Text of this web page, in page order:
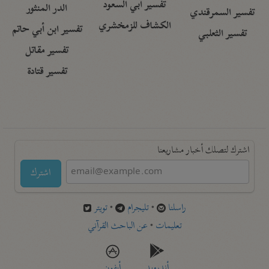
تفسير السمرقندي
تفسير الثعلبي
تفسير أبي السعود
الكشاف للزمخشري
الدر المنثور
تفسير ابن أبي حاتم
تفسير مقاتل
تفسير قتادة
اشترك لتصلك أخبار مشاريعنا
اشترك
راسلنا •تليجرام •تويتر
تعليمات •عن الباحث القرآني